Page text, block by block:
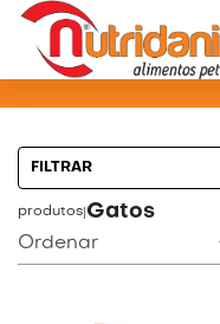
FILTRAR
produtos Gatos
Ordenar